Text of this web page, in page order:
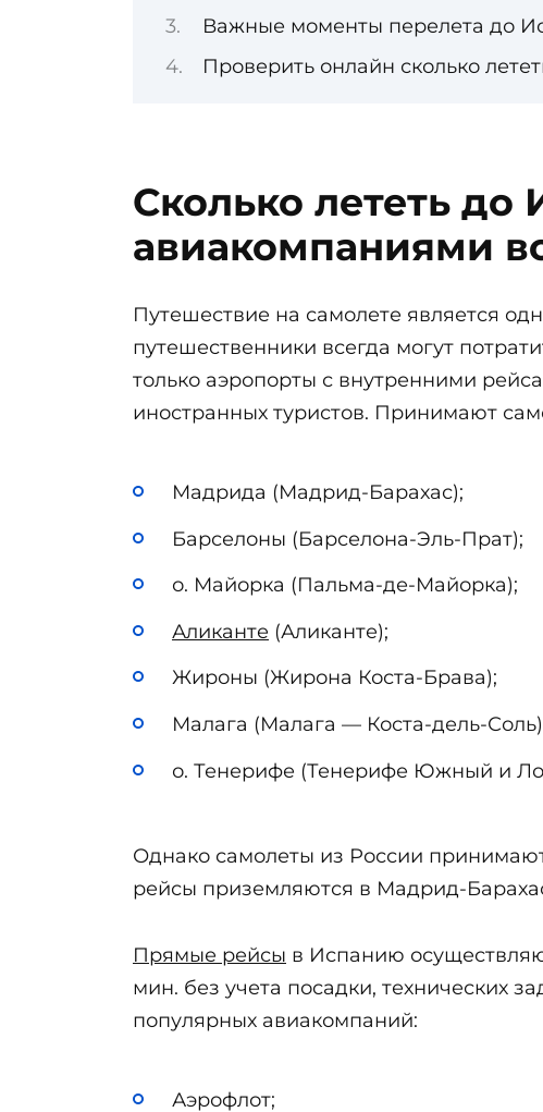
Важные моменты перелета до
Проверить онлайн сколько
Сколько лететь
авиакомпаниями
Путешествие на самолете является
путешественники всегда могут
только аэропорты с внутренними
иностранных туристов. Принимают
Мадрида (Мадрид-Барахас);
Барселоны (Барселона-Эль-Прат);
о. Майорка (Пальма-де-Майорка);
Аликанте (Аликанте);
Жироны (Жирона Коста-Брава);
Малага (Малага — Коста-дель-
о. Тенерифе (Тенерифе Южный и
Однако самолеты из России
рейсы приземляются в Мадрид-
Прямые рейсы в Испанию
мин. без учета посадки, технических
популярных авиакомпаний:
Аэрофлот;